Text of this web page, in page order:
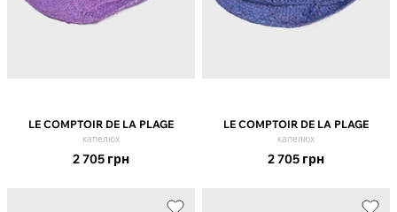
LE COMPTOIR DE LA PLAGE
капелюх
2 705 грн
LE COMPTOIR DE LA PLAGE
капелюх
2 705 грн